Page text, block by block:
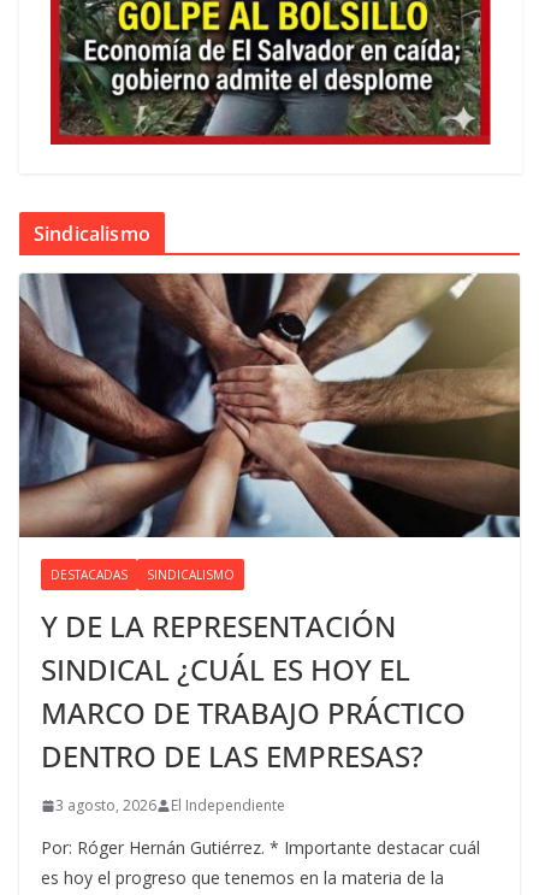
Sindicalismo
DESTACADAS SINDICALISMO
Y DE LA REPRESENTACIÓN
SINDICAL ¿CUÁL ES HOY EL
MARCO DE TRABAJO PRÁCTICO
DENTRO DE LAS EMPRESAS?
3 agosto, 2026 El Independiente
Por: Róger Hernán Gutiérrez. * Importante destacar cuál
es hoy el progreso que tenemos en la materia de la